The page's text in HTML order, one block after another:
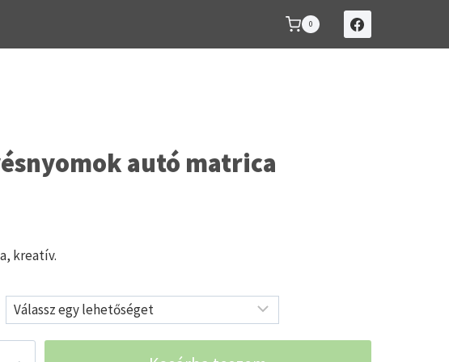
0
autó matrica
kreatív.